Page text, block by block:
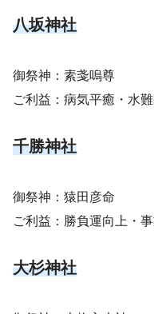
八坂神社
御祭神：素戔嗚尊
ご利益：病気平癒・水
千勝神社
御祭神：猿田彦命
ご利益：勝負運向上・
大杉神社